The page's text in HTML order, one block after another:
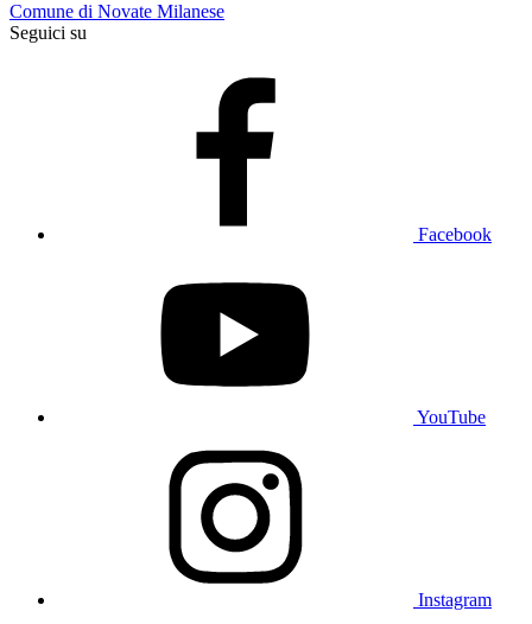
Comune di Novate Milanese
Seguici su
Facebook
YouTube
Instagram